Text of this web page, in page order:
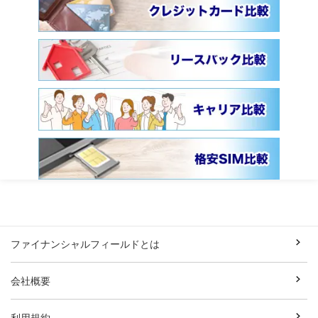
ファイナンシャルフィールドとは
会社概要